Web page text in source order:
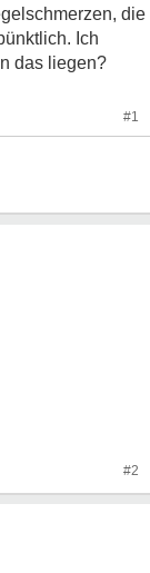
die
Ich
das liegen?
#1
#2